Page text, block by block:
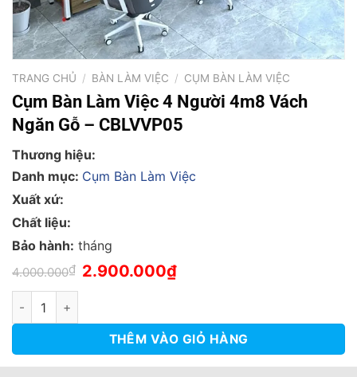
TRANG CHỦ / BÀN LÀM VIỆC / CỤM BÀN LÀM VIỆC
Cụm Bàn Làm Việc 4 Người 4m8 Vách
Ngăn Gỗ – CBLVVP05
Thương hiệu:
Danh mục: Cụm Bàn Làm Việc
Xuất xứ:
Chất liệu:
Bảo hành: tháng
4.000.000₫ Giá
gốc
2.900.000₫Giá
hiện
Cụm Bàn Làm Việc 4 Người 4m8 Vách Ngăn Gỗ - CBLVVP05
THÊM VÀO GIỎ HÀNG